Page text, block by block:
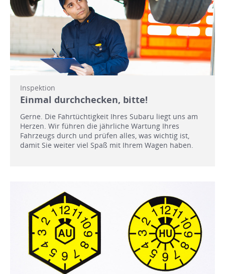
Inspektion
Einmal durchchecken, bitte!
Gerne. Die Fahrtüchtigkeit Ihres Subaru liegt uns am
Herzen. Wir führen die jährliche Wartung Ihres
Fahrzeugs durch und prüfen alles, was wichtig ist,
damit Sie weiter viel Spaß mit Ihrem Wagen haben.